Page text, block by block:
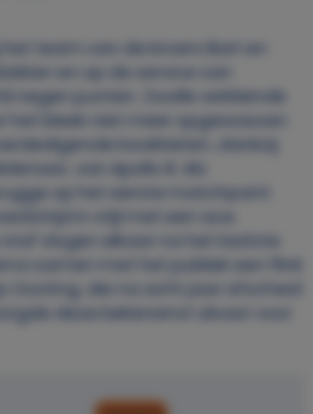
team van de broers Bart en
en op de service van
negen punten. Zwolle verkleinde
het bleek niet meer opgewassen
kwaliteiten, dankzij
van Apollo 8. Als
op het eerste matchpoint
in stijl met een ace.
vlogen elkaar na het laatste
samen met het publiek een flink
Oosting, die na acht jaar afscheid
deze bekerwinst alvast voor